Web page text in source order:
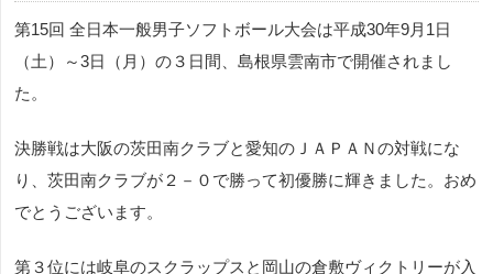
第15回 全日本一般男子ソフトボール大会は平成30年9月1日
（土）～3日（月）の３日間、島根県雲南市で開催されまし
た。
決勝戦は大阪の茨田南クラブと愛知のＪＡＰＡＮの対戦にな
り、茨田南クラブが２－０で勝って初優勝に輝きました。おめ
でとうございます。
第３位には岐阜のスクラップスと岡山の倉敷ヴィクトリーが入